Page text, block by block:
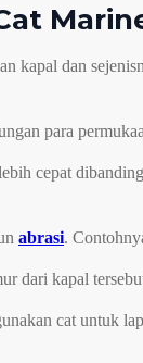
kapal dan
para
cepat
abrasi.
dari kapal
cat untuk